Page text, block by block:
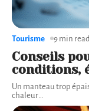
Conseils
conditions,
Un manteau trop
chaleur
Tourisme 9 min read